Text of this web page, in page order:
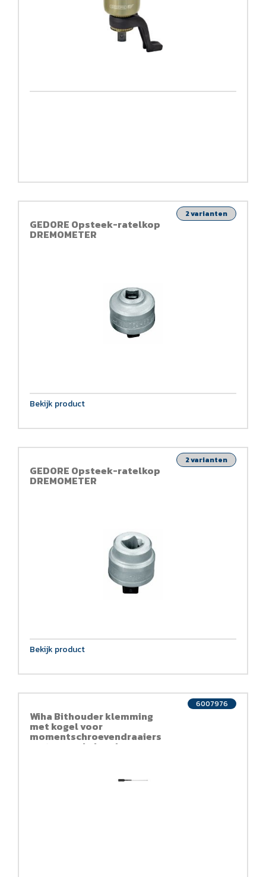
GEDORE Opsteek-ratelkop
DREMOMETER
2 varianten
Bekijk product
GEDORE Opsteek-ratelkop
DREMOMETER
2 varianten
Bekijk product
Wiha Bithouder klemming
met kogel voor
momentschroevendraaiers
met normale handgreep
6007976